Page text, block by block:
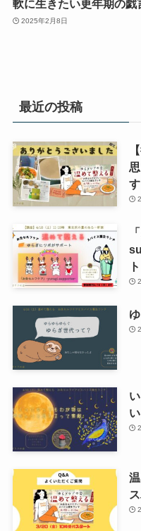
軟に生きたい更年期の戯
2025年2月8日
最近の投稿
す